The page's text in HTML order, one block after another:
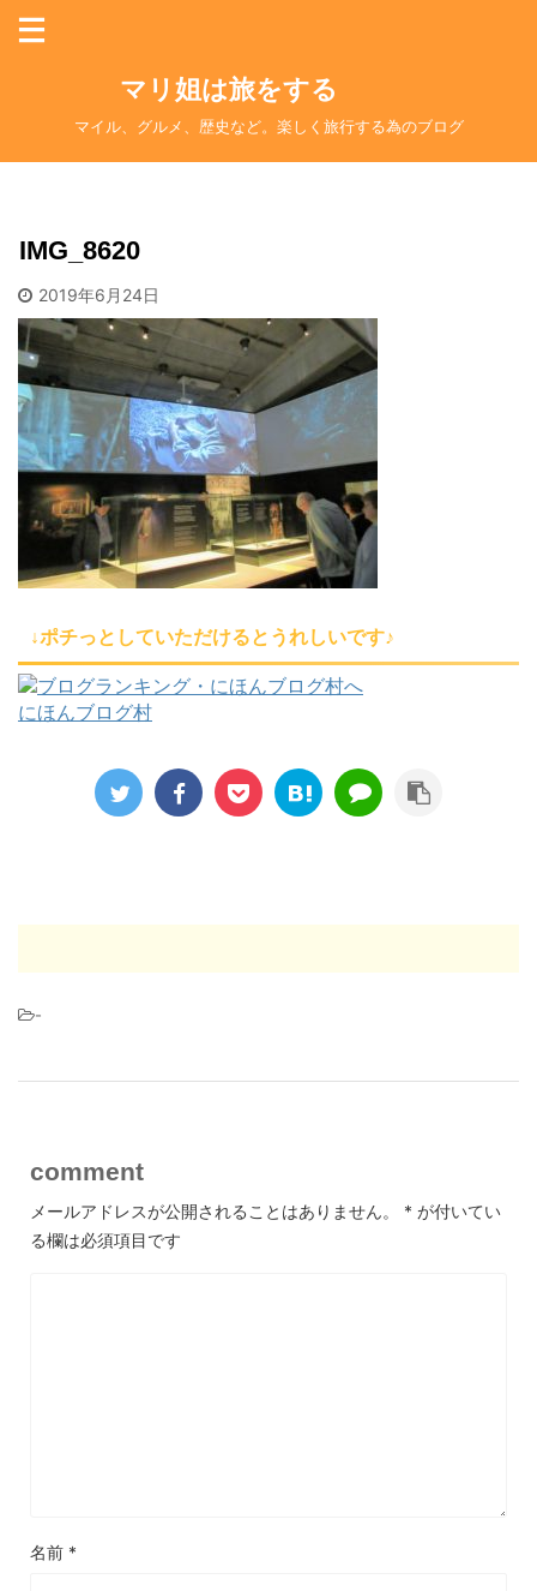
マリ姐は旅をする
マイル、グルメ、歴史など。楽しく旅行する為のブログ
IMG_8620
2019年6月24日
↓ポチっとしていただけるとうれしいです♪
にほんブログ村
-
comment
メールアドレスが公開されることはありません。 * が付いてい
る欄は必須項目です
名前 *